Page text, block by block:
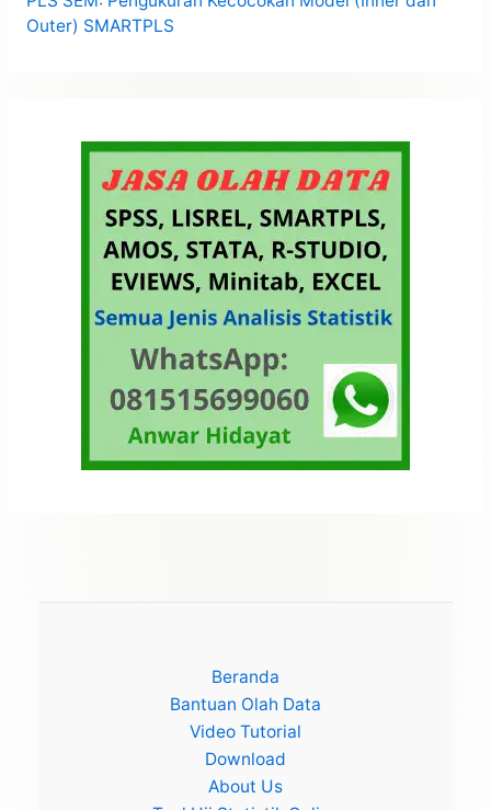
Outer) SMARTPLS
Beranda
Bantuan Olah Data
Video Tutorial
Download
About Us